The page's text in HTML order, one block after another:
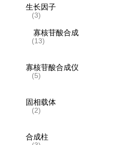
生长因子
(3)
寡核苷酸合成
(13)
寡核苷酸合成仪
(5)
固相载体
(2)
合成柱